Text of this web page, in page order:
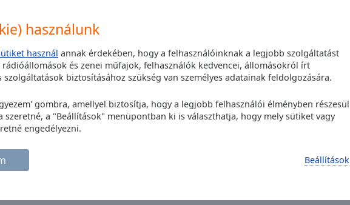
használunk
használ annak érdekében, hogy a felhasználóinknak a legjobb szolgáltatást
és zenei műfajok, felhasználók kedvencei, állomásokról írt
szolgáltatások biztosításához szükség van személyes adatainak feldolgozására.
gombra, amellyel biztosítja, hogy a legjobb felhasználói élményben részesül
szeretné, a "Beállítások" menüpontban ki is választhatja, hogy mely sütiket vagy
engedélyezni.
Beállítások
Portugal